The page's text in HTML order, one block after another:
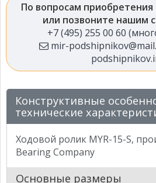
По вопросам приобретения
или позвоните нашим
+7 (495) 255 00 60
mir-
Конструктивные
технические
Ходовой ролик MYR-15-S,
Bearing Company
Основные размеры